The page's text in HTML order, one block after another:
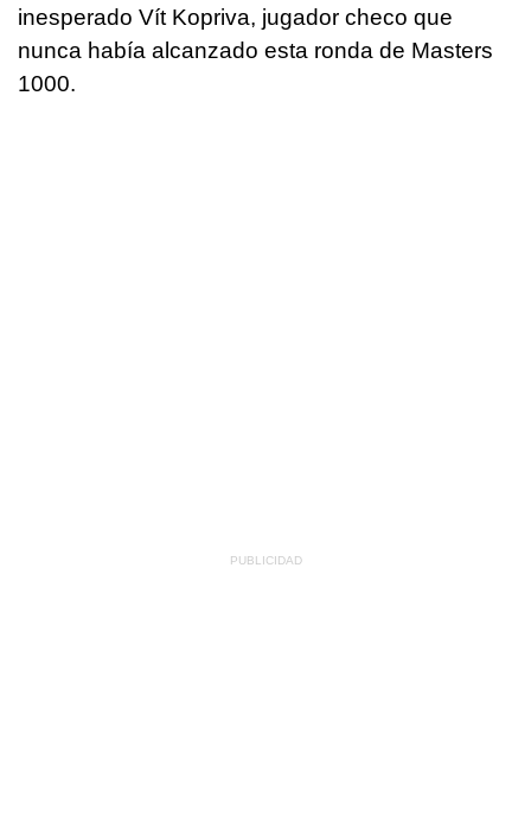
inesperado Vít Kopriva, jugador checo que
nunca había alcanzado esta ronda de Masters
1000.